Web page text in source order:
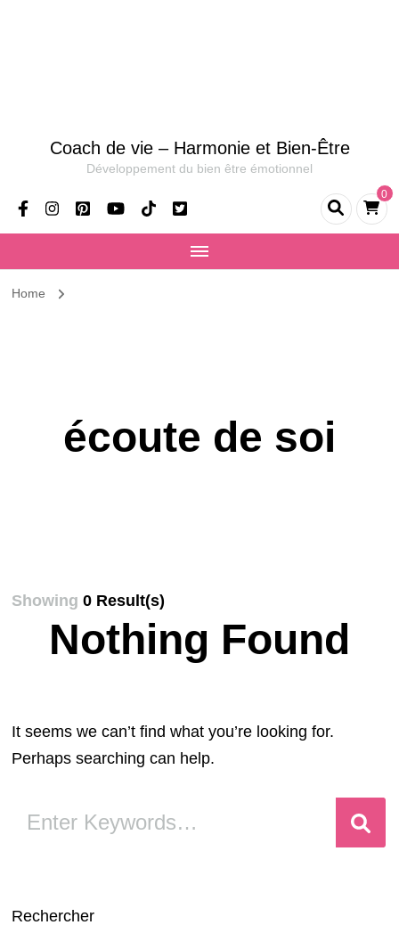
Coach de vie – Harmonie et Bien-Être
Développement du bien être émotionnel
0
Home
écoute de soi
Showing0 Result(s)
Nothing Found
It seems we can’t find what you’re looking for.
Perhaps searching can help.
for
Rechercher